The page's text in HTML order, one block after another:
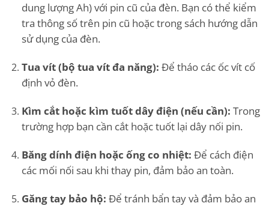
dung lượng Ah) với pin cũ của đèn. Bạn có thể kiểm
tra thông số trên pin cũ hoặc trong sách hướng dẫn
sử dụng của đèn.
Tua vít (bộ tua vít đa năng): Để tháo các ốc vít cố
định vỏ đèn.
Kìm cắt hoặc kìm tuốt dây điện (nếu cần): Trong
trường hợp bạn cần cắt hoặc tuốt lại dây nối pin.
Băng dính điện hoặc ống co nhiệt: Để cách điện
các mối nối sau khi thay pin, đảm bảo an toàn.
Găng tay bảo hộ: Để tránh bẩn tay và đảm bảo an